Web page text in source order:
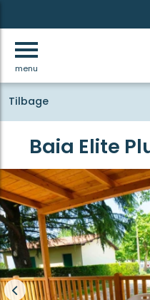
menu
Tilbage
Baia Elite